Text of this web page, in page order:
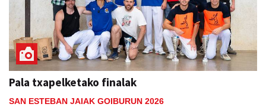
Pala txapelketako finalak
SAN ESTEBAN JAIAK GOIBURUN 2026